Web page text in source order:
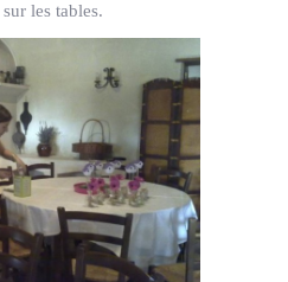
les tables.